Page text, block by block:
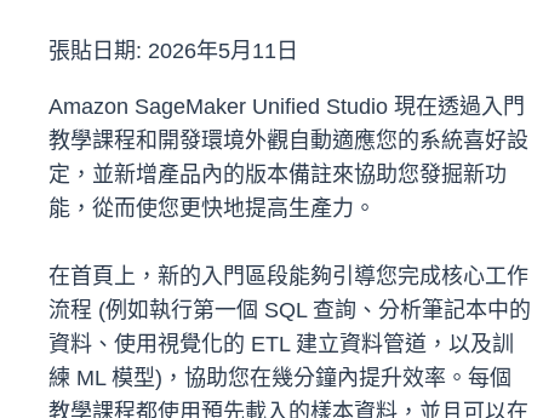
張貼日期: 2026年5月11日
Amazon SageMaker Unified Studio 現在透過入門
教學課程和開發環境外觀自動適應您的系統喜好設
定，並新增產品內的版本備註來協助您發掘新功
能，從而使您更快地提高生產力。
在首頁上，新的入門區段能夠引導您完成核心工作
流程 (例如執行第一個 SQL 查詢、分析筆記本中的
資料、使用視覺化的 ETL 建立資料管道，以及訓
練 ML 模型)，協助您在幾分鐘內提升效率。每個
教學課程都使用預先載入的樣本資料，並且可以在